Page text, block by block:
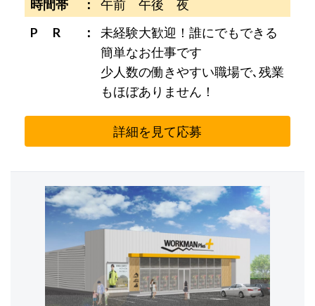
時間帯
午前 午後 夜
P R
未経験大歓迎！誰にでもできる
簡単なお仕事です
少人数の働きやすい職場で､残業
もほぼありません！
詳細を見て応募